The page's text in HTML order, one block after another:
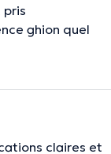
pris
ghion quel
claires et